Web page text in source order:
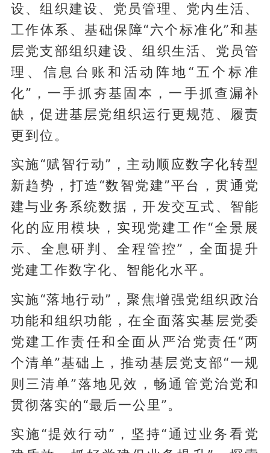
设、组织建设、党员管理、党内生活、
工作体系、基础保障“六个标准化”和基
层党支部组织建设、组织生活、党员管
理、信息台账和活动阵地“五个标准
化”，一手抓夯基固本，一手抓查漏补
缺，促进基层党组织运行更规范、履责
更到位。
实施“赋智行动”，主动顺应数字化转型
新趋势，打造“数智党建”平台，贯通党
建与业务系统数据，开发交互式、智能
化的应用模块，实现党建工作“全景展
示、全息研判、全程管控”，全面提升
党建工作数字化、智能化水平。
实施“落地行动”，聚焦增强党组织政治
功能和组织功能，在全面落实基层党委
党建工作责任和全面从严治党责任“两
个清单”基础上，推动基层党支部“一规
则三清单”落地见效，畅通管党治党和
贯彻落实的“最后一公里”。
实施“提效行动”，坚持“通过业务看党